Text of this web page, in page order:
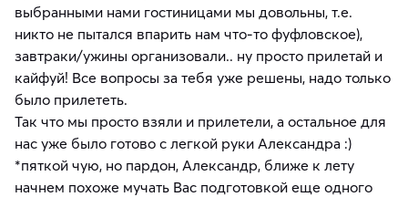
выбранными нами гостиницами мы довольны, т.е.
никто не пытался впарить нам что-то фуфловское),
завтраки/ужины организовали.. ну просто прилетай и
кайфуй! Все вопросы за тебя уже решены, надо только
было прилететь.
Так что мы просто взяли и прилетели, а остальное для
нас уже было готово с легкой руки Александра :)
*пяткой чую, но пардон, Александр, ближе к лету
начнем похоже мучать Вас подготовкой еще одного